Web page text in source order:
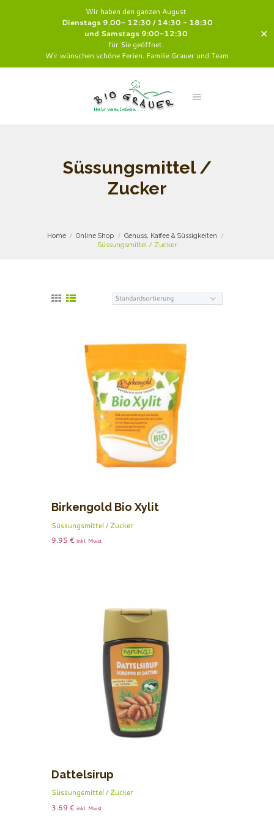
Wir haben den ganzen August
Dienstags 9.00- 12:30 / 14:30 - 18:30
und Samstags 9:00-12:30
für Sie geöffnet.
Wir wünschen schöne Ferien. Familie Grauer und Team
✕
Süssungsmittel /
Zucker
Home Online Shop
Genuss, Kaffee & Süssigkeiten
Süssungsmittel / Zucker
Birkengold Bio Xylit
Süssungsmittel / Zucker
9.95 € inkl. Mwst
Dattelsirup
Süssungsmittel / Zucker
3.69 € inkl. Mwst